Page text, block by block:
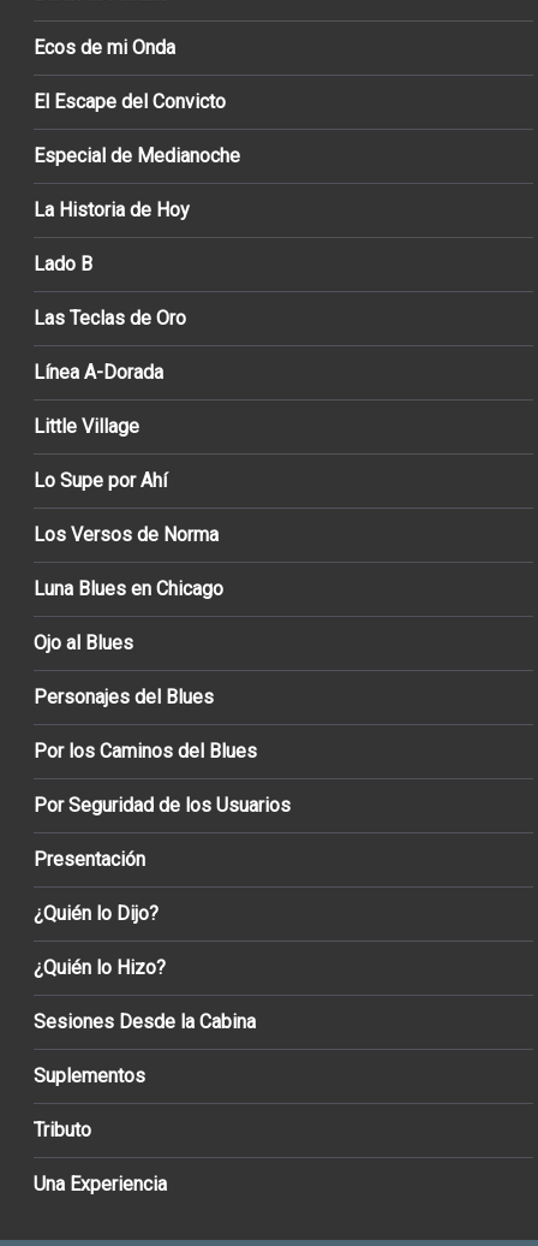
Ecos de mi Onda
El Escape del Convicto
Especial de Medianoche
La Historia de Hoy
Lado B
Las Teclas de Oro
Línea A-Dorada
Little Village
Lo Supe por Ahí
Los Versos de Norma
Luna Blues en Chicago
Ojo al Blues
Personajes del Blues
Por los Caminos del Blues
Por Seguridad de los Usuarios
Presentación
¿Quién lo Dijo?
¿Quién lo Hizo?
Sesiones Desde la Cabina
Suplementos
Tributo
Una Experiencia